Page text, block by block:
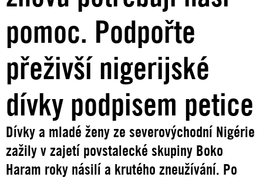
pomoc. Podpořte
přeživší nigerijské
dívky podpisem petice
Dívky a mladé ženy ze severovýchodní Nigérie
zažily v zajetí povstalecké skupiny Boko
Haram roky násilí a krutého zneužívání. Po